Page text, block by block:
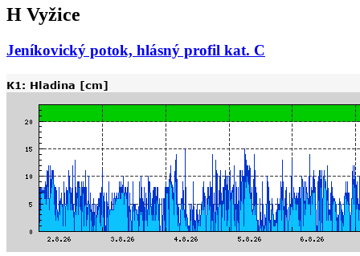
H Vyžice
Jeníkovický potok, hlásný profil kat. C